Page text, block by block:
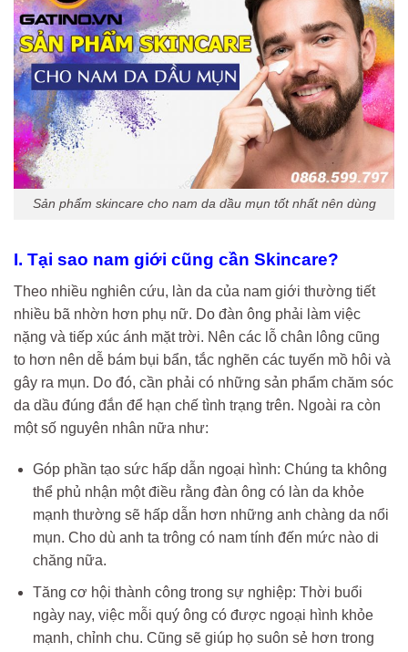
Sản phẩm skincare cho nam da dầu mụn tốt nhất nên dùng
I. Tại sao nam giới cũng cần Skincare?
Theo nhiều nghiên cứu, làn da của nam giới thường tiết
nhiều bã nhờn hơn phụ nữ. Do đàn ông phải làm việc
nặng và tiếp xúc ánh mặt trời. Nên các lỗ chân lông cũng
to hơn nên dễ bám bụi bẩn, tắc nghẽn các tuyến mồ hôi và
gây ra mụn. Do đó, cần phải có những sản phẩm chăm sóc
da dầu đúng đắn để hạn chế tình trạng trên. Ngoài ra còn
một số nguyên nhân nữa như:
Góp phần tạo sức hấp dẫn ngoại hình: Chúng ta không
thể phủ nhận một điều rằng đàn ông có làn da khỏe
mạnh thường sẽ hấp dẫn hơn những anh chàng da nổi
mụn. Cho dù anh ta trông có nam tính đến mức nào di
chăng nữa.
Tăng cơ hội thành công trong sự nghiệp: Thời buổi
ngày nay, việc mỗi quý ông có được ngoại hình khỏe
mạnh, chỉnh chu. Cũng sẽ giúp họ suôn sẻ hơn trong